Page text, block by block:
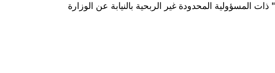
مُقدم من شركة "Was hab’ ich?‎" ذات المسؤولية المحدودة غير الربحية بالنيابة عن الوزارة